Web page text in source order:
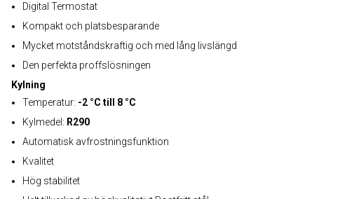
Digital Termostat
Kompakt och platsbesparande
Mycket motståndskraftig och med lång livslängd
Den perfekta proffslösningen
Kylning
Temperatur: -2 °C till 8 °C
Kylmedel: R290
Automatisk avfrostningsfunktion
Kvalitet
Hög stabilitet